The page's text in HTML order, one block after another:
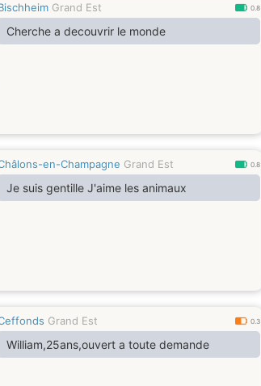
Grand Est 0.8
Cherche a decouvrir le monde
en-Champagne Grand Est 0.8
Je suis gentille J'aime les animaux
Grand Est 0.3
William,25ans,ouvert a toute demande